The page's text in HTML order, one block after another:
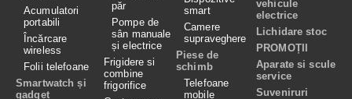
Acumulatori
portabili
Încărcare
wireless
Folii telefoane
Smartwatch și
gadget
păr
Pompe de
sân manuale
și electrice
Frigidere si
combine
frigorifice
smart
Camere
supraveghere
Piese de
schimb
Telefoane
mobile
vehicule
electrice
Lichidare stoc
PROMOȚII
Aparate si scule
service
Suveniruri